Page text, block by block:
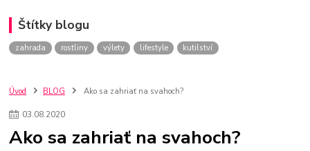
Štítky blogu
zahrada rostliny výlety lifestyle kutilství
Úvod BLOG Ako sa zahriať na svahoch?
03.08.2020
Ako sa zahriať na svahoch?